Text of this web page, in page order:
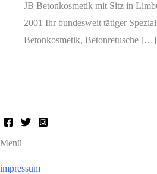
JB Betonkosmetik mit Sitz in
2001 Ihr bundesweit tätiger
Betonkosmetik, Betonretusche […]
Menü
impressum